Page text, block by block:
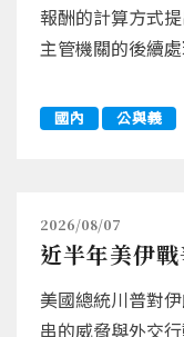
報酬的計算方式
主管機關的後續處
國內 公與義
2026/08/07
近半年美伊
美國總統川普對
串的威脅與外交